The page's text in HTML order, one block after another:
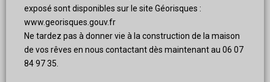
exposé sont disponibles sur le site Géorisques :
www.georisques.gouv.fr
Ne tardez pas à donner vie à la construction de la maison
de vos rêves en nous contactant dès maintenant au 06 07
84 97 35.